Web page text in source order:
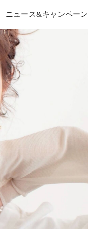
ニュース&キャンペーン